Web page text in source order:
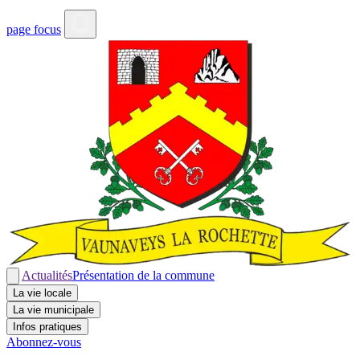
page focus
ActualitésPrésentation de la commune
La vie locale
La vie municipale
Infos pratiques
Abonnez-vous